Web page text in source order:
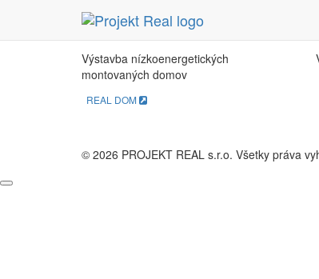
REAL DOM
Výstavba nízkoenergetických
montovaných domov
REAL DOM
© 2026 PROJEKT REAL s.r.o. Všetky práva